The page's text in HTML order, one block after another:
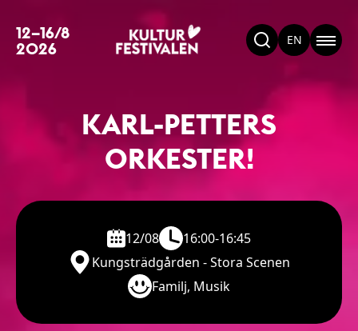
12–16/8
2026 EN
KARL-PETTERS
ORKESTER!
12/08
16:00-16:45
Kungsträdgården - Stora Scenen
Familj, Musik